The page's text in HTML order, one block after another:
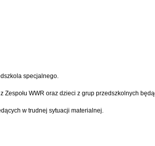
specjalnego.
WWR oraz dzieci z grup przedszkolnych
w trudnej sytuacji materialnej.